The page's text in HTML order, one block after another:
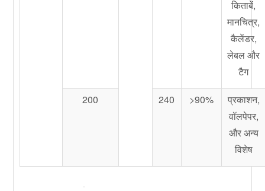
किताबें,
मानचित्र,
कैलेंडर,
लेबल और
टैग
200 240 >90%
प्रकाशन,
वॉलपेपर,
और अन्य
विशेष